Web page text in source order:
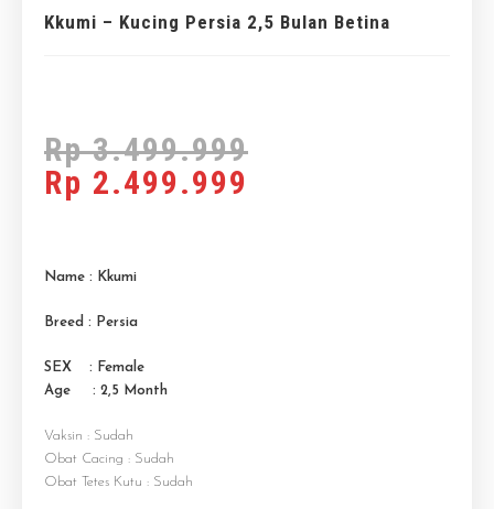
Kkumi – Kucing Persia 2,5 Bulan Betina
Rp3.499.999
Rp 2.499.999
Name : Kkumi
Breed : Persia
SEX : Female
Age : 2,5 Month
Vaksin : Sudah
Obat Cacing : Sudah
Obat Tetes Kutu : Sudah